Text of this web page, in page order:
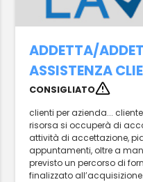
ADDETTA/
ASSISTENZA
CONSIGLIATO
clienti per azienda...
risorsa si occuperà di
attività di accettazione,
appuntamenti, oltre a
previsto un percorso di
finalizzato